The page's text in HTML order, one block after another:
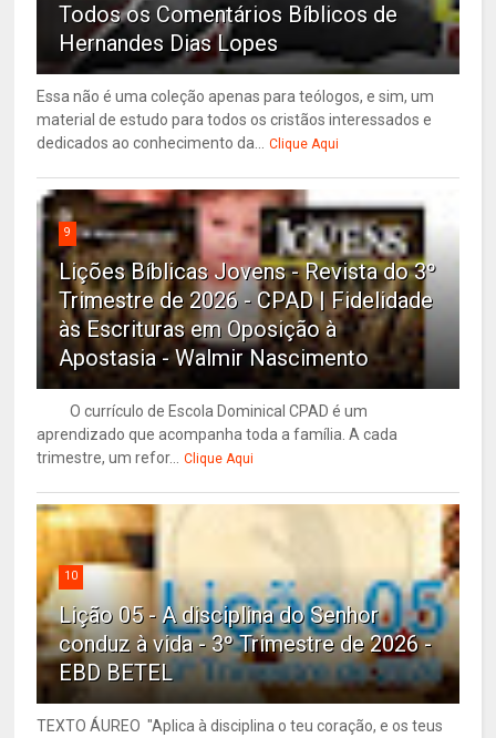
Todos os Comentários Bíblicos de
Hernandes Dias Lopes
Essa não é uma coleção apenas para teólogos, e sim, um
material de estudo para todos os cristãos interessados e
dedicados ao conhecimento da... Clique Aqui
9
Lições Bíblicas Jovens - Revista do 3º
Trimestre de 2026 - CPAD | Fidelidade
às Escrituras em Oposição à
Apostasia - Walmir Nascimento
O currículo de Escola Dominical CPAD é um
aprendizado que acompanha toda a família. A cada
trimestre, um refor... Clique Aqui
10
Lição 05 - A disciplina do Senhor
conduz à vida - 3º Trimestre de 2026 -
EBD BETEL
TEXTO ÁUREO "Aplica à disciplina o teu coração, e os teus